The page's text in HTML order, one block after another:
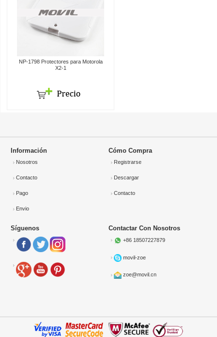
NP-1798 Protectores para Motorola
X2-1
Información
Nosotros
Contacto
Pago
Envio
Cómo Compra
Registrarse
Descargar
Contacto
Síguenos Contactar Con Nosotros
+86 18507227879
movil-zoe
zoe@movil.cn